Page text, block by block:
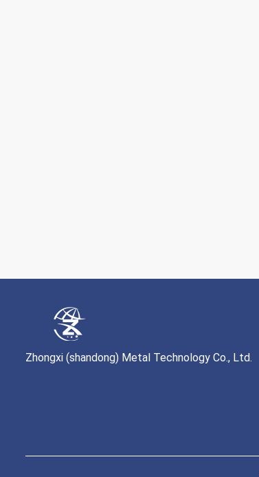
Zhongxi (shandong) Metal Technology Co., Ltd.